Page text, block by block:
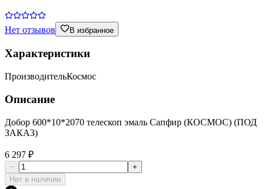
Нет отзывов В избранное
Характеристики
ПроизводительКосмос
Описание
Добор 600*10*2070 телескоп эмаль Сапфир (КОСМОС) (ПОД
ЗАКАЗ)
6 297 ₽
−
+
Нет в наличии